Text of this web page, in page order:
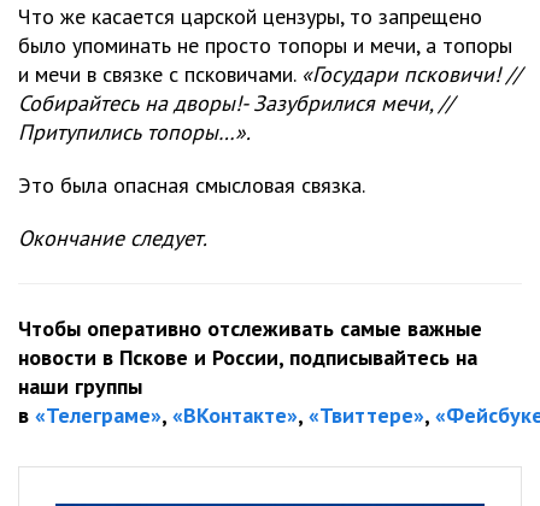
Что же касается царской цензуры, то запрещено
было упоминать не просто топоры и мечи, а топоры
и мечи в связке с псковичами. «Государи псковичи! //
Собирайтесь на дворы!- Зазубрилися мечи, //
Притупились топоры…».
Это была опасная смысловая связка.
Окончание следует.
Чтобы оперативно отслеживать самые важные
новости в Пскове и России, подписывайтесь на
наши группы
в «Телеграме», «ВКонтакте», «Твиттере»,